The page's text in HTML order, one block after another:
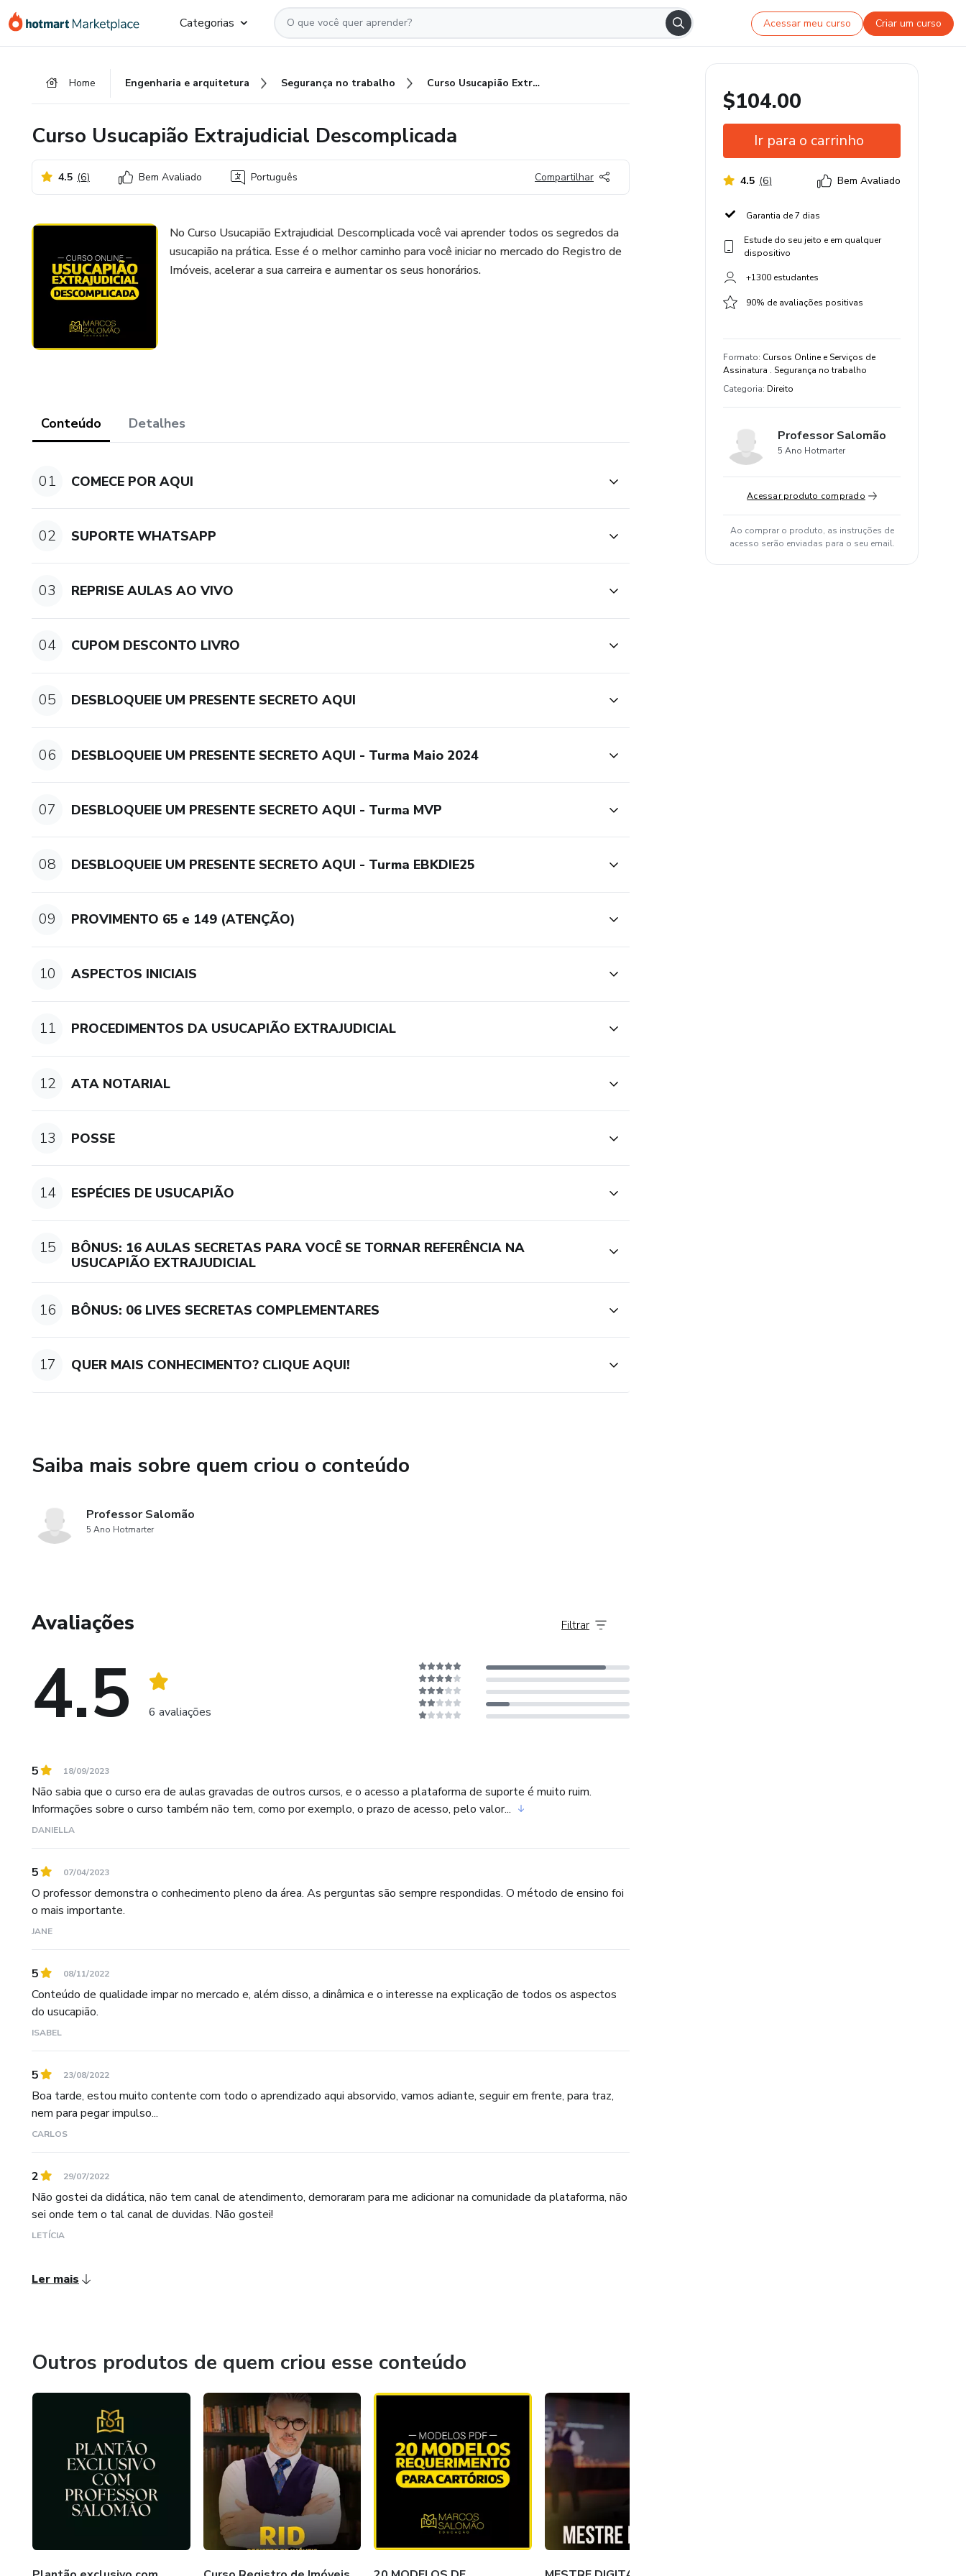
para
para
para
Categorias Acessar meu curso Criar um curso
Home Engenharia e arquitetura Segurança no trabalho Curso Usucapião Extrajudicial Descomplicada
Curso Usucapião Extrajudicial Descomplicada
4.5 (6) Bem Avaliado Português Compartilhar
No Curso Usucapião Extrajudicial Descomplicada você vai aprender todos os segredos da
usucapião na prática. Esse é o melhor caminho para você iniciar no mercado do Registro de
Imóveis, acelerar a sua carreira e aumentar os seus honorários.
Conteúdo Detalhes
01 COMECE POR AQUI
02 SUPORTE WHATSAPP
03 REPRISE AULAS AO VIVO
04 CUPOM DESCONTO LIVRO
05 DESBLOQUEIE UM PRESENTE SECRETO AQUI
06 DESBLOQUEIE UM PRESENTE SECRETO AQUI - Turma Maio 2024
07 DESBLOQUEIE UM PRESENTE SECRETO AQUI - Turma MVP
08 DESBLOQUEIE UM PRESENTE SECRETO AQUI - Turma EBKDIE25
09 PROVIMENTO 65 e 149 (ATENÇÃO)
10 ASPECTOS INICIAIS
11 PROCEDIMENTOS DA USUCAPIÃO EXTRAJUDICIAL
12 ATA NOTARIAL
13 POSSE
14 ESPÉCIES DE USUCAPIÃO
15
BÔNUS: 16 AULAS SECRETAS PARA VOCÊ SE TORNAR REFERÊNCIA NA
USUCAPIÃO EXTRAJUDICIAL
16 BÔNUS: 06 LIVES SECRETAS COMPLEMENTARES
17 QUER MAIS CONHECIMENTO? CLIQUE AQUI!
Saiba mais sobre quem criou o conteúdo
Professor Salomão
5 Ano Hotmarter
Avaliações
4.5 6 avaliações
Filtrar
5 18/09/2023
Não sabia que o curso era de aulas gravadas de outros cursos, e o acesso a plataforma de suporte é muito ruim.
Informações sobre o curso também não tem, como por exemplo, o prazo de acesso, pelo valor...
DANIELLA
5 07/04/2023
O professor demonstra o conhecimento pleno da área. As perguntas são sempre respondidas. O método de ensino foi
o mais importante.
JANE
5 08/11/2022
Conteúdo de qualidade impar no mercado e, além disso, a dinâmica e o interesse na explicação de todos os aspectos
do usucapião.
ISABEL
5 23/08/2022
Boa tarde, estou muito contente com todo o aprendizado aqui absorvido, vamos adiante, seguir em frente, para traz,
nem para pegar impulso...
CARLOS
2 29/07/2022
Não gostei da didática, não tem canal de atendimento, demoraram para me adicionar na comunidade da plataforma, não
sei onde tem o tal canal de duvidas. Não gostei!
LETÍCIA
Ler mais
Outros produtos de quem criou esse conteúdo
$104.00
Ir para o carrinho
4.5 (6) Bem Avaliado
Garantia de 7 dias
Estude do seu jeito e em qualquer
dispositivo
+1300 estudantes
90% de avaliações positivas
Formato: Cursos Online e Serviços de
Assinatura . Segurança no trabalho
Categoria: Direito
Professor Salomão
5 Ano Hotmarter
Acessar produto comprado
Ao comprar o produto, as instruções de
acesso serão enviadas para o seu email.